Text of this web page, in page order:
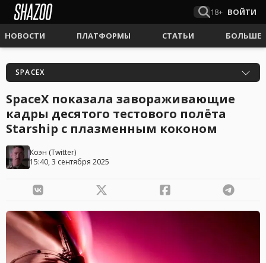
18+ ВОЙТИ
НОВОСТИ ПЛАТФОРМЫ СТАТЬИ БОЛЬШЕ
SPACEX
SpaceX показала завораживающие
кадры десятого тестового полёта
Starship с плазменным коконом
Коэн (Twitter)
15:40, 3 сентября 2025